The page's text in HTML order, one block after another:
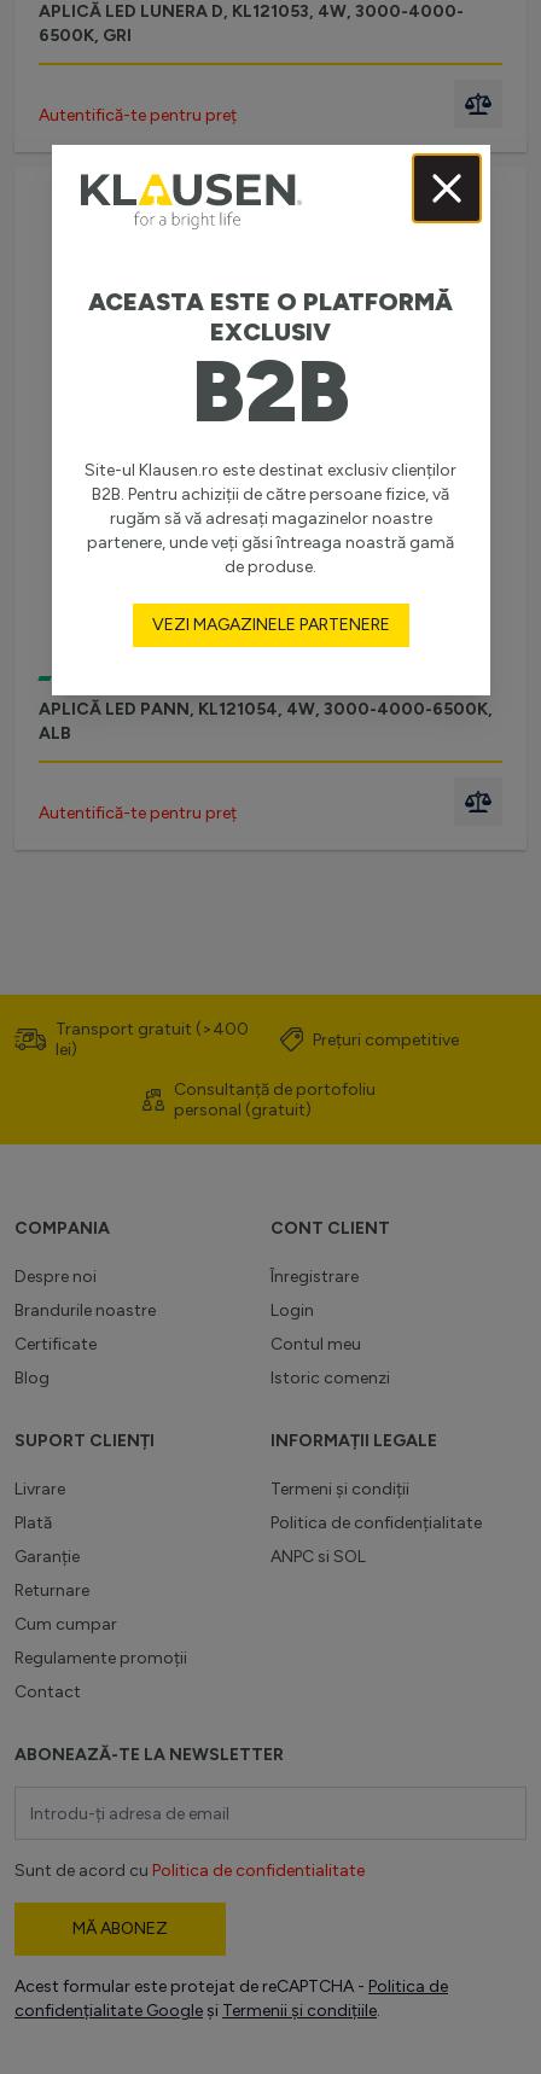
ACEASTA ESTE O PLATFORMĂ
EXCLUSIV
B2B
Site-ul Klausen.ro este destinat exclusiv clienților
B2B. Pentru achiziții de către persoane fizice, vă
rugăm să vă adresați magazinelor noastre
partenere, unde veți găsi întreaga noastră gamă
de produse.
VEZI MAGAZINELE PARTENERE
APLICĂ LED LUNERA D, KL121053, 4W, 3000-4000-
6500K, GRI
Autentifică-te pentru preț
APLICĂ LED PANN, KL121054, 4W, 3000-4000-6500K,
ALB
Autentifică-te pentru preț
Transport gratuit (>400
lei)
Prețuri competitive
Consultanță de portofoliu
personal (gratuit)
COMPANIA
Despre noi
Brandurile noastre
Certificate
Blog
CONT CLIENT
Înregistrare
Login
Contul meu
Istoric comenzi
SUPORT CLIENȚI
Livrare
Plată
Garanție
Returnare
Cum cumpar
Regulamente promoții
Contact
INFORMAȚII LEGALE
Termeni și condiții
Politica de confidențialitate
ANPC si SOL
ABONEAZĂ-TE LA NEWSLETTER
Sunt de acord cu Politica de confidentialitate
MĂ ABONEZ
Acest formular este protejat de reCAPTCHA - Politica de
confidențialitate Google și Termenii și condițiile.